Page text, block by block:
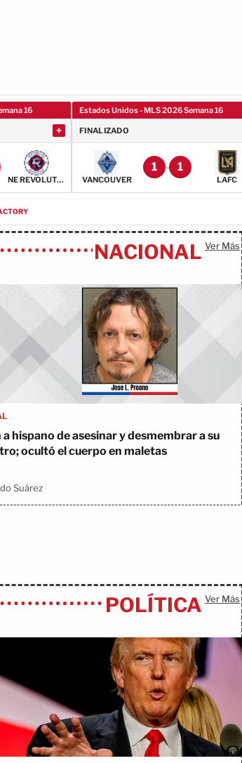
16
+
NE REVOLUTION
Estados Unidos - MLS 2026 Semana 16
FINALIZADO
VANCOUVER
1 - 1
LAFC
NACIONAL Ver Más
a hispano de asesinar y desmembrar a su
ocultó el cuerpo en maletas
Suárez
POLÍTICA Ver Más